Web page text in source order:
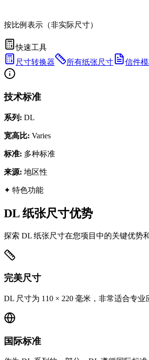
按比例表示（非实际尺寸）
快速工具
尺寸转换器
所有纸张尺寸 信件
技术标准
系列 : DL
宽高比: Varies
标准: 多种标准
来源: 地区性
✦ 特色功能
DL 纸张尺寸优势
探索 DL 纸张尺寸在您项目中的关键优势
完美尺寸
DL 尺寸为 110 × 220 毫米，非常适合专业
国际标准